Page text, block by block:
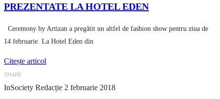
PREZENTATE LA HOTEL EDEN
Ceremony by Artizan a pregătit un altfel de fashion show pentru ziua de
14 februarie. La Hotel Eden din
Citește articol
SHARE
InSociety Redacție 2 februarie 2018